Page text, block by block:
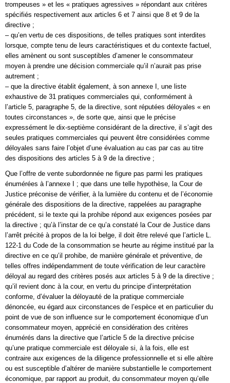
trompeuses » et les « pratiques agressives » répondant aux critères
spécifiés respectivement aux articles 6 et 7 ainsi que 8 et 9 de la
directive ;
– qu’en vertu de ces dispositions, de telles pratiques sont interdites
lorsque, compte tenu de leurs caractéristiques et du contexte factuel,
elles amènent ou sont susceptibles d’amener le consommateur
moyen à prendre une décision commerciale qu’il n’aurait pas prise
autrement ;
– que la directive établit également, à son annexe I, une liste
exhaustive de 31 pratiques commerciales qui, conformément à
l’article 5, paragraphe 5, de la directive, sont réputées déloyales « en
toutes circonstances », de sorte que, ainsi que le précise
expressément le dix-septième considérant de la directive, il s’agit des
seules pratiques commerciales qui peuvent être considérées comme
déloyales sans faire l’objet d’une évaluation au cas par cas au titre
des dispositions des articles 5 à 9 de la directive ;
Que l’offre de vente subordonnée ne figure pas parmi les pratiques
énumérées à l’annexe I ; que dans une telle hypothèse, la Cour de
Justice préconise de vérifier, à la lumière du contenu et de l’économie
générale des dispositions de la directive, rappelées au paragraphe
précédent, si le texte qui la prohibe répond aux exigences posées par
la directive ; qu’à l’instar de ce qu’a constaté la Cour de Justice dans
l’arrêt précité à propos de la loi belge, il doit être relevé que l’article L.
122-1 du Code de la consommation se heurte au régime institué par la
directive en ce qu’il prohibe, de manière générale et préventive, de
telles offres indépendamment de toute vérification de leur caractère
déloyal au regard des critères posés aux articles 5 à 9 de la directive ;
qu’il revient donc à la cour, en vertu du principe d’interprétation
conforme, d’évaluer la déloyauté de la pratique commerciale
dénoncée, eu égard aux circonstances de l’espèce et en particulier du
point de vue de son influence sur le comportement économique d’un
consommateur moyen, apprécié en considération des critères
énumérés dans la directive que l’article 5 de la directive précise
qu’une pratique commerciale est déloyale si, à la fois, elle est
contraire aux exigences de la diligence professionnelle et si elle altère
ou est susceptible d’altérer de manière substantielle le comportement
économique, par rapport au produit, du consommateur moyen qu’elle